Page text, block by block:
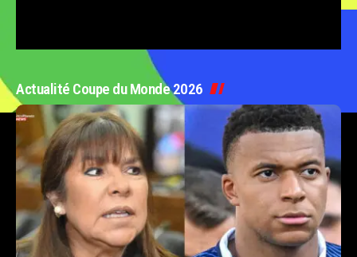
Actualité Coupe du Monde 2026